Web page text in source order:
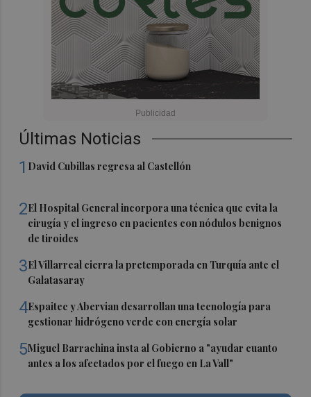
Últimas Noticias
1 David Cubillas regresa al Castellón
2El Hospital General incorpora una técnica que evita la
cirugía y el ingreso en pacientes con nódulos benignos
de tiroides
3El Villarreal cierra la pretemporada en Turquía ante el
Galatasaray
4Espaitec y Abervian desarrollan una tecnología para
gestionar hidrógeno verde con energía solar
5Miguel Barrachina insta al Gobierno a "ayudar cuanto
antes a los afectados por el fuego en La Vall"